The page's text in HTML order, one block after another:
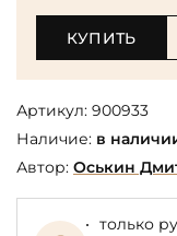
КУПИТЬ
Артикул: 900933
Наличие: в
Автор: Оськин
только